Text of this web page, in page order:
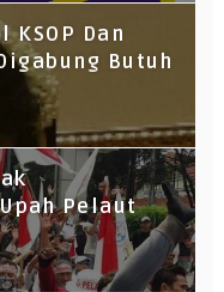
KSOP Dan
Butuh
Pelaut